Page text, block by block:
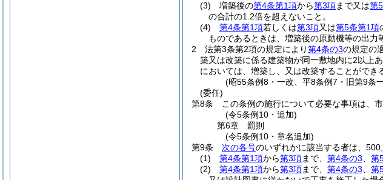
(3)
増築後の第4条第1項から第3項まで又は第
の合計の1.2倍を超えないこと。
(4)
第4条第1項若しくは第3項又は第5条第1項
ものであるときは、増築後の原動機等の出力
2
法第3条第2項の規定により第4条の3の規定の
築又は改築に係る建築物が同一敷地内に2以上
においては、増築し、又は改築することができ
(昭55条例8・一改、平8条例7・旧第9条
(委任)
第8条
この条例の施行について必要な事項は、市
(令5条例10・追加)
第6章
罰則
(令5条例10・章名追加)
第9条
次の各号のいずれかに該当する者は、
(1)
第4条第1項から第3項まで、 第4条の3 第
(2)
第4条第1項から第3項まで、 第4条の3 第